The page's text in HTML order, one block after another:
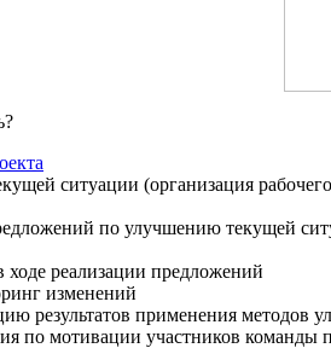
ситуации (организация
по улучшению текущей
ходе реализации предложений
изменений
результатов применения методов
по мотивации участников команды